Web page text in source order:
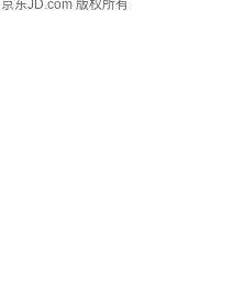
京东JD.com 版权所有